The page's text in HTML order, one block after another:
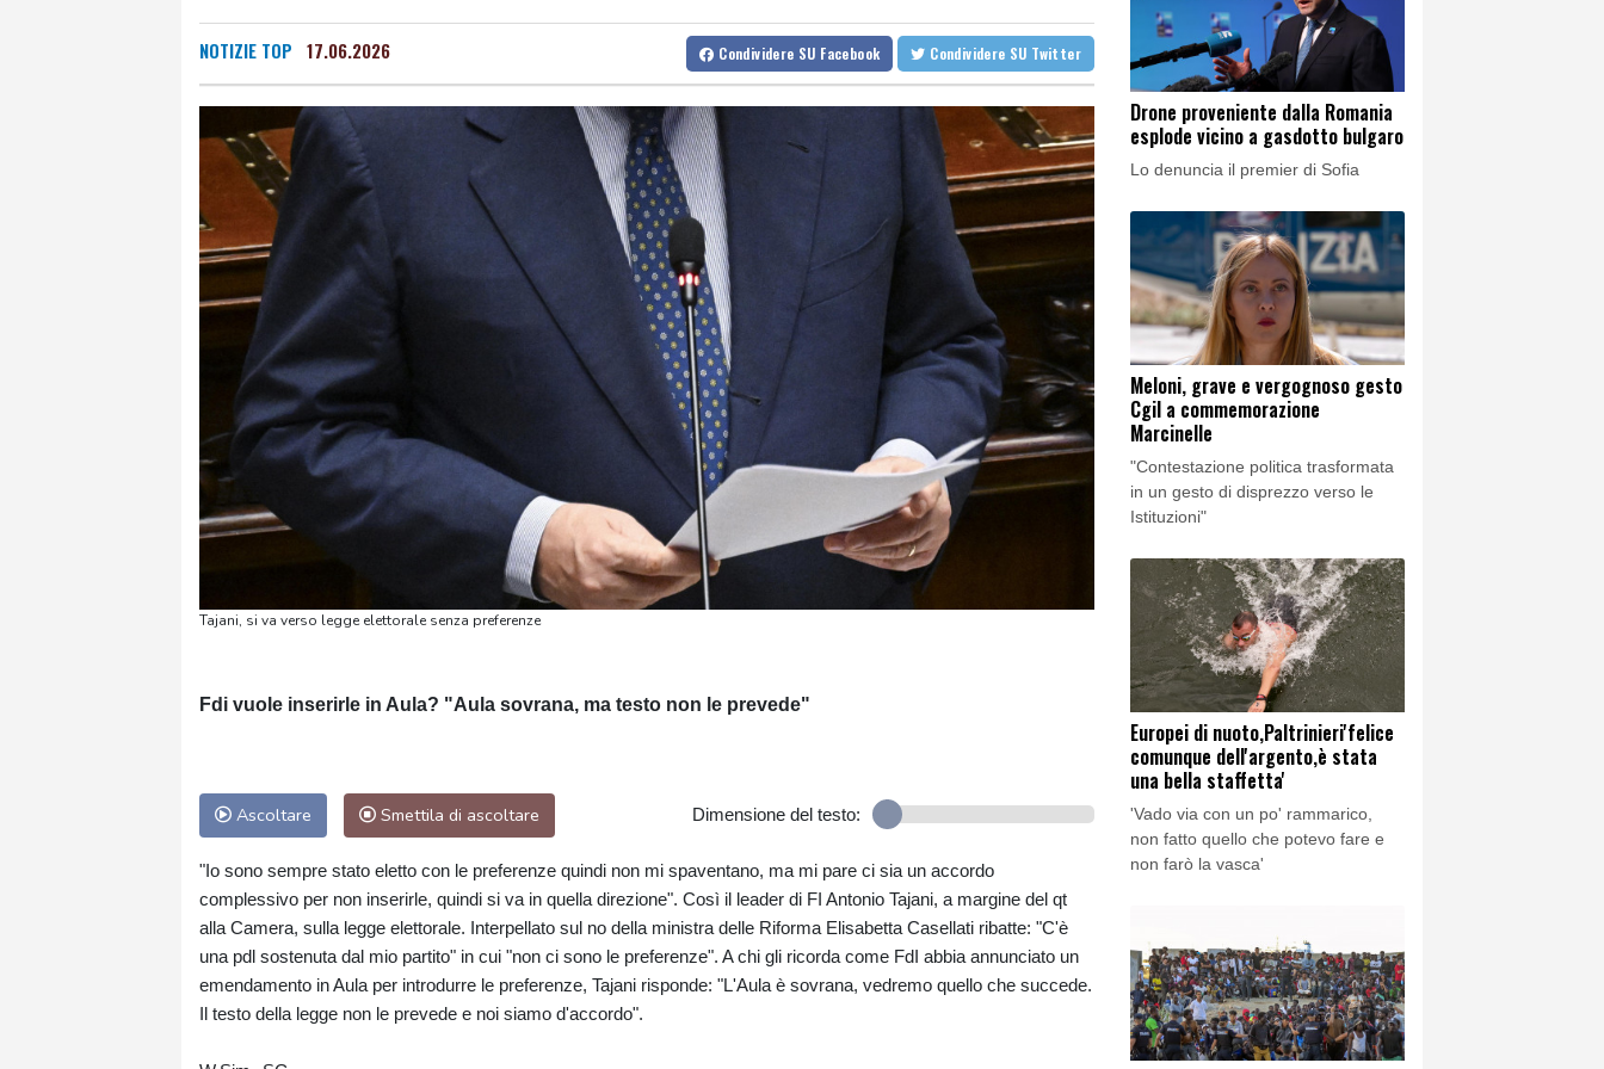
Ue, 'concentrare sforzi per prevenire ingressi irregolari e morti insensate'
Ue, 'concentrare sforzi per prevenire ingressi irregolari e morti insensate'
Spagna, controlli a campione su viaggiatori dall'Italia in vigore dalla mezzanotte
Spagna, controlli a campione su viaggiatori dall'Italia in vigore dalla mezzanotte
NOTIZIE TOP 17.06.2026 Condividere SU Facebook Condividere SU Twitter
Tajani, si va verso legge elettorale senza preferenze
Fdi vuole inserirle in Aula? "Aula sovrana, ma testo non le prevede"
Ascoltare Smettila di ascoltare Dimensione del testo:
"Io sono sempre stato eletto con le preferenze quindi non mi spaventano, ma mi pare ci sia un accordo
complessivo per non inserirle, quindi si va in quella direzione". Così il leader di FI Antonio Tajani, a margine del qt
alla Camera, sulla legge elettorale. Interpellato sul no della ministra delle Riforma Elisabetta Casellati ribatte: "C'è
una pdl sostenuta dal mio partito" in cui "non ci sono le preferenze". A chi gli ricorda come FdI abbia annunciato un
emendamento in Aula per introdurre le preferenze, Tajani risponde: "L'Aula è sovrana, vedremo quello che succede.
Il testo della legge non le prevede e noi siamo d'accordo".
Drone proveniente dalla Romania
esplode vicino a gasdotto bulgaro
Lo denuncia il premier di Sofia
Meloni, grave e vergognoso gesto
Cgil a commemorazione
Marcinelle
"Contestazione politica trasformata
in un gesto di disprezzo verso le
Istituzioni"
Europei di nuoto,Paltrinieri'felice
comunque dell'argento,è stata
una bella staffetta'
'Vado via con un po' rammarico,
non fatto quello che potevo fare e
non farò la vasca'